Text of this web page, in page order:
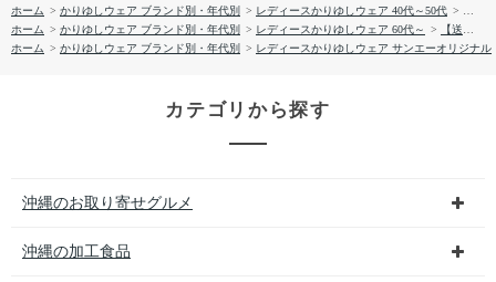
ホーム > かりゆしウェア ブランド別・年代別 > レディースかりゆしウェア 40代～50代
ホーム > かりゆしウェア ブランド別・年代別 > レディースかりゆしウェア 60代～ >
【送料無料】しゅり花たより かりゆしウェア GSL52023S L
ホーム > かりゆしウェア ブランド別・年代別 > レディースかりゆしウェア サンエーオリジナル
カテゴリから探す
沖縄のお取り寄せグルメ
沖縄の加工食品